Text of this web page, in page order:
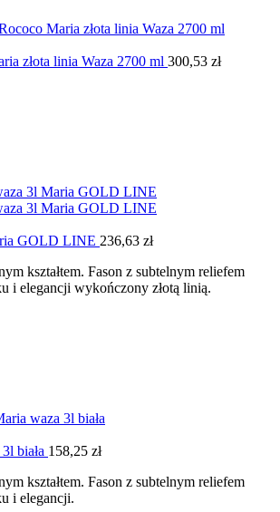
złota linia Waza 2700 ml 300,53 zł
GOLD LINE 236,63 zł
kształtem. Fason z subtelnym reliefem
i elegancji wykończony złotą linią.
biała 158,25 zł
kształtem. Fason z subtelnym reliefem
i elegancji.